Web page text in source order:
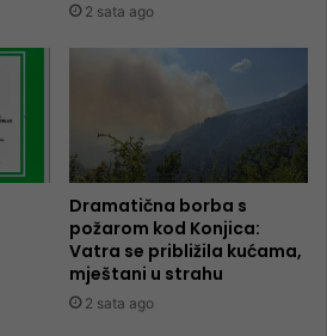
2 sata ago
Dramatična borba s
požarom kod Konjica:
Vatra se približila kućama,
mještani u strahu
2 sata ago